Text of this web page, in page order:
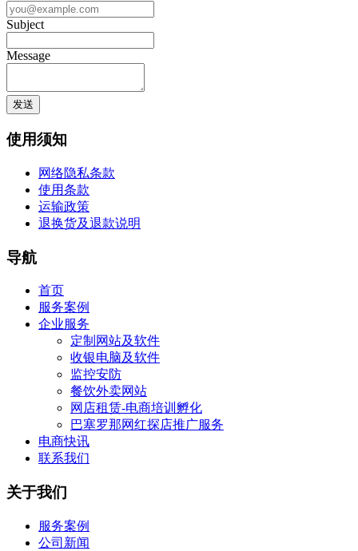
Subject
Message
使用须知
网络隐私条款
使用条款
运输政策
退换货及退款说明
导航
首页
服务案例
企业服务
定制网站及软件
收银电脑及软件
监控安防
餐饮外卖网站
网店租赁-电商培训孵化
巴塞罗那网红探店推广服务
电商快讯
联系我们
关于我们
服务案例
公司新闻